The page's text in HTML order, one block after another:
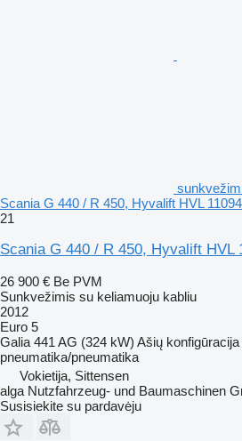
Scania G 440 / R 450, Hyvalift HVL
21
Scania G 440 / R 450, Hyvalift HVL
26 900 € Be PVM
Sunkvežimis su keliamuoju kabliu
2012
Euro 5
Galia 441 AG (324 kW) Ašių konfigūracija
pneumatika/pneumatika
Vokietija, Sittensen
alga Nutzfahrzeug- und Baumaschinen
Susisiekite su pardavėju